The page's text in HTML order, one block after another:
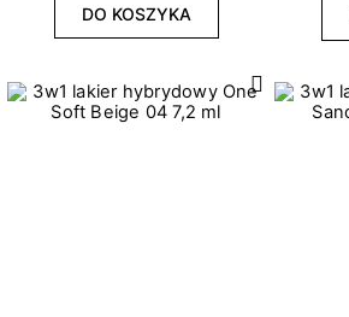
DO KOSZYKA